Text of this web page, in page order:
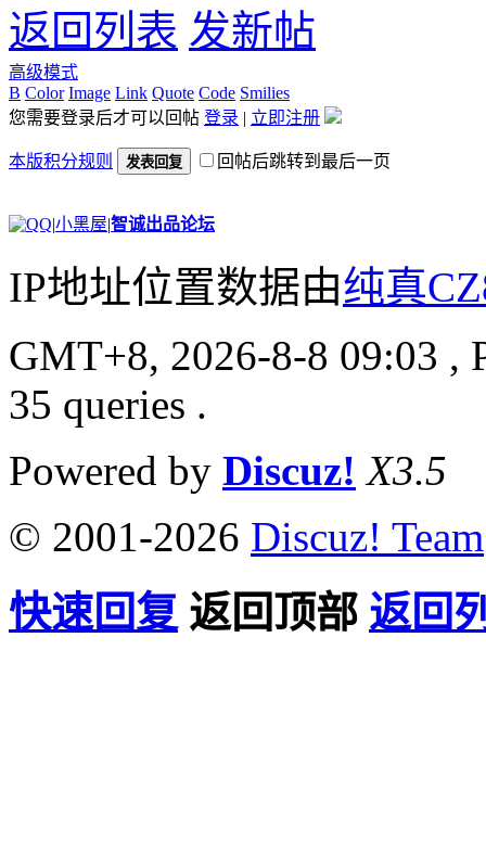
返回列表 发新帖
高级模式
B Color Image Link Quote Code Smilies
您需要登录后才可以回帖 登录 | 立即注册
本版积分规则 发表回复 回帖后跳转到最后一页
|小黑屋|智诚出品论坛
IP地址位置数据由纯真
GMT+8, 2026-8-8 09:03 ,
35 queries .
Powered by Discuz! X3.5
© 2001-2026 Discuz! Team
快速回复 返回顶部 返回